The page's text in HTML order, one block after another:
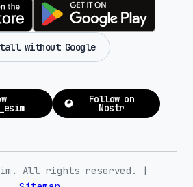
without Google
Follow on
Nostr
All rights reserved. |